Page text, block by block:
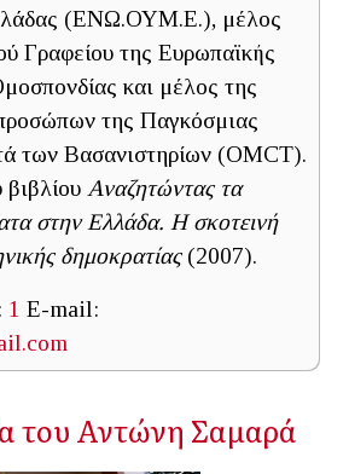
(ΕΝΩ.ΟΥΜ.Ε.), μέλος
Γραφείου της Ευρωπαϊκής
και μέλος της
της Παγκόσμιας
των Βασανιστηρίων (OMCT).
Αναζητώντας τα
στην Ελλάδα. Η σκοτεινή
δημοκρατίας(2007).
1 E-mail:
του Αντώνη Σαμαρά